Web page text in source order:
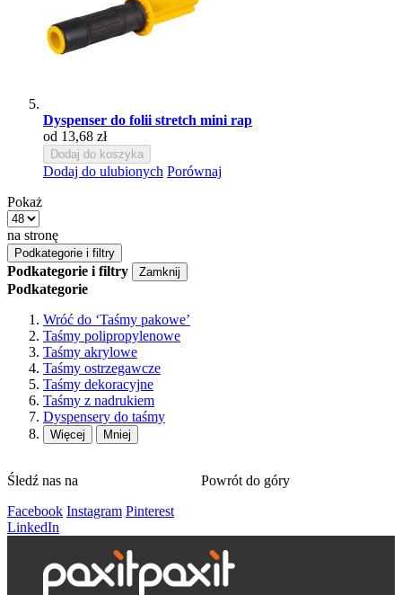
Dyspenser do folii stretch mini rap
od 13,68 zł
Dodaj do koszyka
Dodaj do ulubionych Porównaj
Pokaż
na stronę
Podkategorie i filtry
Podkategorie i filtry Zamknij
Podkategorie
Wróć do ‘Taśmy pakowe’
Taśmy polipropylenowe
Taśmy akrylowe
Taśmy ostrzegawcze
Taśmy dekoracyjne
Taśmy z nadrukiem
Dyspensery do taśmy
Więcej Mniej
Śledź nas na
Facebook Instagram Pinterest
LinkedIn
Powrót do góry